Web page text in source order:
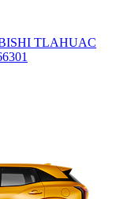
TLAHUAC